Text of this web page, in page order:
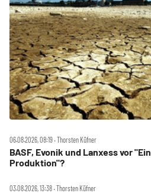
06.08.2026, 08:19 ‧ Thorsten Küfner
BASF, Evonik und Lanxess vor
Produktion"?
03.08.2026, 13:38 ‧ Thorsten Küfner